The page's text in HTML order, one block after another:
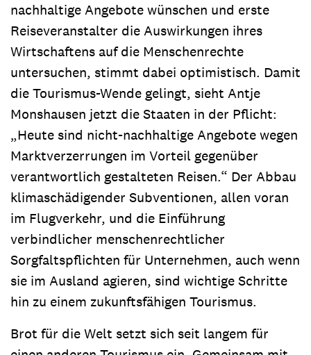
nachhaltige Angebote wünschen und erste
Reiseveranstalter die Auswirkungen ihres
Wirtschaftens auf die Menschenrechte
untersuchen, stimmt dabei optimistisch. Damit
die Tourismus-Wende gelingt, sieht Antje
Monshausen jetzt die Staaten in der Pflicht:
„Heute sind nicht-nachhaltige Angebote wegen
Marktverzerrungen im Vorteil gegenüber
verantwortlich gestalteten Reisen.“ Der Abbau
klimaschädigender Subventionen, allen voran
im Flugverkehr, und die Einführung
verbindlicher menschenrechtlicher
Sorgfaltspflichten für Unternehmen, auch wenn
sie im Ausland agieren, sind wichtige Schritte
hin zu einem zukunftsfähigen Tourismus.
Brot für die Welt setzt sich seit langem für